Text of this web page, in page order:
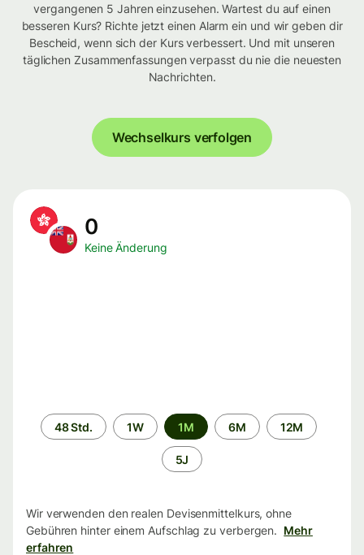
vergangenen 5 Jahren einzusehen. Wartest du auf einen
besseren Kurs? Richte jetzt einen Alarm ein und wir geben dir
Bescheid, wenn sich der Kurs verbessert. Und mit unseren
täglichen Zusammenfassungen verpasst du nie die neuesten
Nachrichten.
Wechselkurs verfolgen
0
Keine Änderung
Zeitraum
48 Std. 1W 1M 6M 12M
5J
Wir verwenden den realen Devisenmittelkurs, ohne
Gebühren hinter einem Aufschlag zu verbergen. Mehr
erfahren